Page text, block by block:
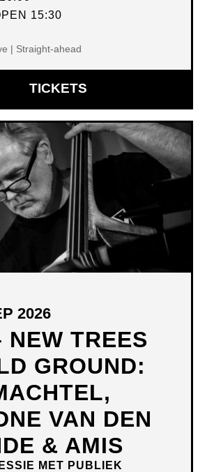
15:30
| Straight-ahead
TICKETSOPENT
IN
NIEUW
VENSTER
NEW TREES
GROUND:
VAN DEN
& AMIS
MET PUBLIEK
2026